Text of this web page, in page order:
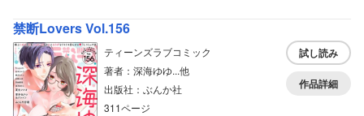
禁断Lovers Vol.156
ティーンズラブコミック
著者：深海ゆゆ...他
出版社：ぶんか社
311ページ
試し読み
作品詳細